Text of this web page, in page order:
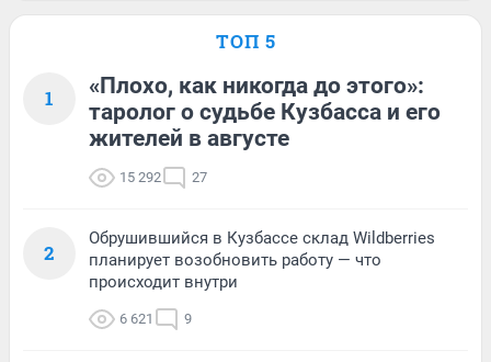
ТОП 5
1
«Плохо, как никогда до этого»:
таролог о судьбе Кузбасса и его
жителей в августе
15 292 27
2
Обрушившийся в Кузбассе склад Wildberries
планирует возобновить работу — что
происходит внутри
6 621 9